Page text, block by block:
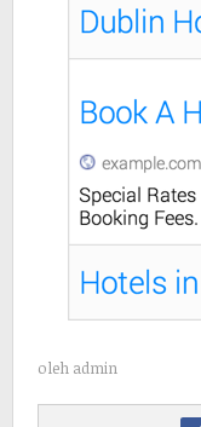
oleh admin